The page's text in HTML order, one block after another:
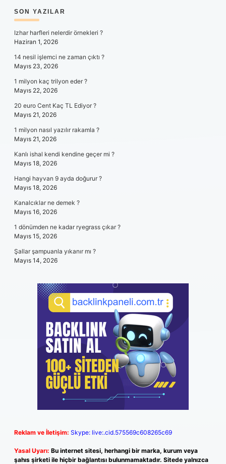
SIDEBAR
SON YAZILAR
Izhar harfleri nelerdir örnekleri ?
Haziran 1, 2026
14 nesil işlemci ne zaman çıktı ?
Mayıs 23, 2026
1 milyon kaç trilyon eder ?
Mayıs 22, 2026
20 euro Cent Kaç TL Ediyor ?
Mayıs 21, 2026
1 milyon nasıl yazılır rakamla ?
Mayıs 21, 2026
Kanlı ishal kendi kendine geçer mi ?
Mayıs 18, 2026
Hangi hayvan 9 ayda doğurur ?
Mayıs 18, 2026
Kanalcıklar ne demek ?
Mayıs 16, 2026
1 dönümden ne kadar ryegrass çıkar ?
Mayıs 15, 2026
Şallar şampuanla yıkanır mı ?
Mayıs 14, 2026
Reklam ve İletişim: Skype: live:.cid.575569c608265c69
Yasal Uyarı: Bu internet sitesi, herhangi bir marka, kurum veya
şahıs şirketi ile hiçbir bağlantısı bulunmamaktadır. Sitede yalnızca